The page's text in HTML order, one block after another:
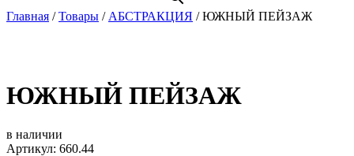
Главная /Товары / АБСТРАКЦИЯ /ЮЖНЫЙ ПЕЙЗАЖ
ЮЖНЫЙ ПЕЙЗАЖ
в наличии
Артикул: 660.44